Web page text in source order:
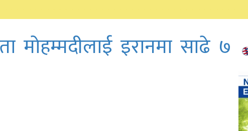
मोहम्मदीलाई इरानमा साढे ७